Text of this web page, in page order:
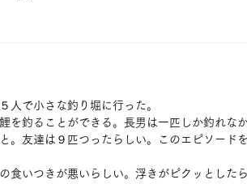
人で小さな釣り堀に行った。
を釣ることができる。長男は一匹しか釣れな
。友達は９匹つったらしい。このエピソード
食いつきが悪いらしい。浮きがピクッとした